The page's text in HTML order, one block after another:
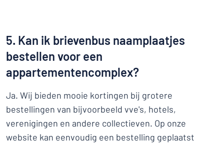
5. Kan ik brievenbus naamplaatjes
bestellen voor een
appartementencomplex?
Ja. Wij bieden mooie kortingen bij grotere
bestellingen van bijvoorbeeld vve's, hotels,
verenigingen en andere collectieven. Op onze
website kan eenvoudig een bestelling geplaatst